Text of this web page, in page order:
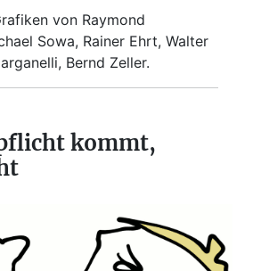
von Raymond
Sowa, Rainer Ehrt, Walter
Bernd Zeller.
kommt,